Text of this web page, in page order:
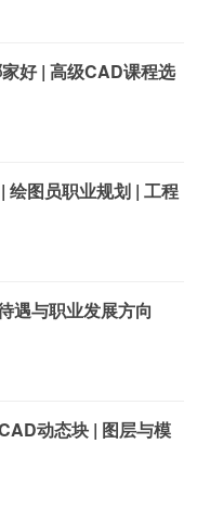
好 | 高级CAD课程选
绘图员职业规划 | 工程
遇与职业发展方向
动态块 | 图层与模